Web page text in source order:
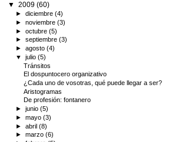
▼ 2009 (60)
►diciembre(4)
►noviembre(3)
►octubre(5)
►septiembre(3)
►agosto(4)
▼julio(5)
Tránsitos
El dospuntocero organizativo
¿Cada uno de vosotras, qué puede llegar a ser?
Aristogramas
De profesión: fontanero
►junio(5)
►mayo(3)
►abril(8)
►marzo(6)